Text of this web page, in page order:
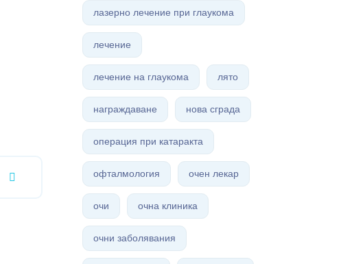
лазерно лечение при глаукома
лечение
лечение на глаукома лято
награждаване нова сграда
операция при катаракта
офталмология очен лекар
очи очна клиника
очни заболявания